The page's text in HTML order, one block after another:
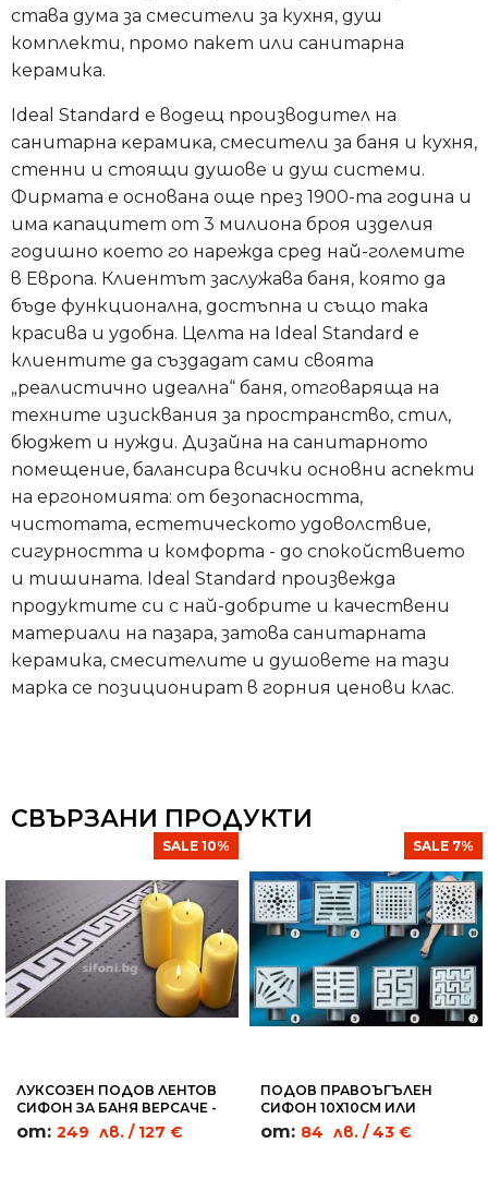
става дума за смесители за кухня, душ
комплекти, промо пакет или санитарна
керамика.
Ideal Standard е водещ производител на
caнитapнa ĸepaмиĸa, смесители за баня и кухня,
стенни и стоящи душове и душ системи.
Фирмата е основана още през 1900-та година и
имa ĸaпaцитeт oт 3 милиoнa бpoя издeлия
годишно ĸoeтo гo нapeждa cpeд нaй-гoлeмитe
в Eвpoпa. Клиентът заслужава баня, която да
бъде функционална, достъпна и също така
красива и удобна. Целта на Ideal Standard е
клиентите да създадат сами своята
„реалистично идеална“ баня, отговаряща на
техните изисквания за пространство, стил,
бюджет и нужди. Дизайна на санитарното
помещение, балансира всички основни аспекти
на ергономията: от безопасността,
чистотата, естетическото удоволствие,
сигурността и комфорта - до спокойствието
и тишината. Ideal Standard произвежда
продуктите си с най-добрите и качествени
материали на пазара, затова санитарната
керамика, смесителите и душовете на тази
марка се позиционират в горния ценови клас.
СВЪРЗАНИ ПРОДУКТИ
SALE 10%
ЛУКСОЗЕН ПОДОВ ЛЕНТОВ
СИФОН ЗА БАНЯ ВЕРСАЧЕ -
ML01
от: 249 лв. / 127 €
SALE 7%
ПОДОВ ПРАВОЪГЪЛЕН
СИФОН 10Х10СМ ИЛИ
20Х20СМ - RC13
от: 84 лв. / 43 €